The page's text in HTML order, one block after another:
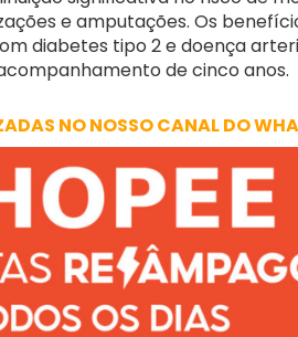
e amputações. Os
diabetes tipo 2 e doença
de cinco anos.
NO NOSSO CANAL DO